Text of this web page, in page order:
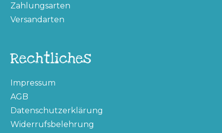
Zahlungsarten
Versandarten
Rechtliches
Impressum
AGB
Datenschutzerklärung
Widerrufsbelehrung